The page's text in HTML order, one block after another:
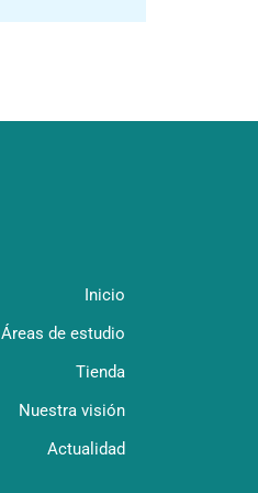
Inicio
Áreas de estudio
Tienda
Nuestra visión
Actualidad